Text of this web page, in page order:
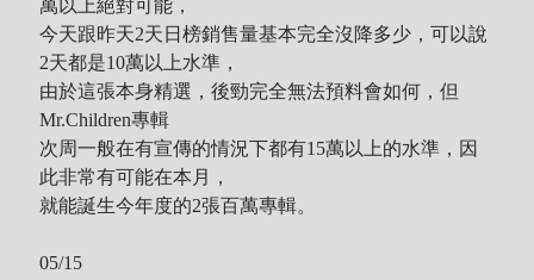
萬以上絕對可能，
今天跟昨天2天日榜銷售量基本完全沒降多少，可以說
2天都是10萬以上水準，
由於這張本身精選，後勁完全無法預料會如何，但
Mr.Children專輯
次周一般在有宣傳的情況下都有15萬以上的水準，因
此非常有可能在本月，
就能誕生今年度的2張百萬專輯。
05/15